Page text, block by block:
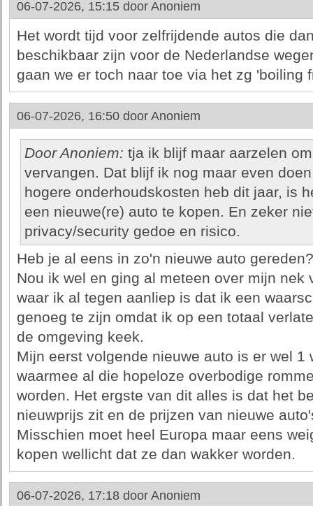
06-07-2026, 15:15 door Anoniem
Het wordt tijd voor zelfrijdende autos die
beschikbaar zijn voor de Nederlandse
gaan we er toch naar toe via het zg 'boiling
06-07-2026, 16:50 door Anoniem
Door Anoniem: tja ik blijf maar aarzelen
vervangen. Dat blijf ik nog maar even
hogere onderhoudskosten heb dit jaar, is
een nieuwe(re) auto te kopen. En zeker
privacy/security gedoe en risico.
Heb je al eens in zo'n nieuwe auto gereden?
Nou ik wel en ging al meteen over mijn nek
waar ik al tegen aanliep is dat ik een
genoeg te zijn omdat ik op een totaal
de omgeving keek.
Mijn eerst volgende nieuwe auto is er wel 1
waarmee al die hopeloze overbodige
worden. Het ergste van dit alles is dat het
nieuwprijs zit en de prijzen van nieuwe
Misschien moet heel Europa maar eens
kopen wellicht dat ze dan wakker worden.
06-07-2026, 17:18 door Anoniem